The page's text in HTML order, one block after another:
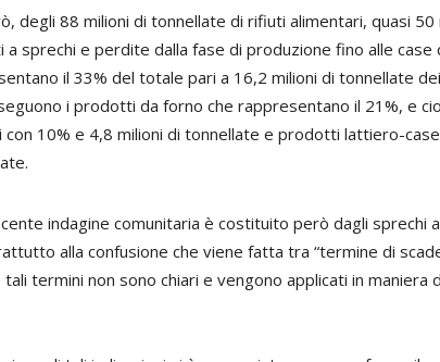
degli 88 milioni di tonnellate di rifiuti alimentari, quasi 50
a sprechi e perdite dalla fase di produzione fino alle case
il 33% del totale pari a 16,2 milioni di tonnellate
i prodotti da forno che rappresentano il 21%, e
con 10% e 4,8 milioni di tonnellate e prodotti lattiero-
indagine comunitaria è costituito però dagli sprechi
alla confusione che viene fatta tra “termine di
tali termini non sono chiari e vengono applicati in maniera